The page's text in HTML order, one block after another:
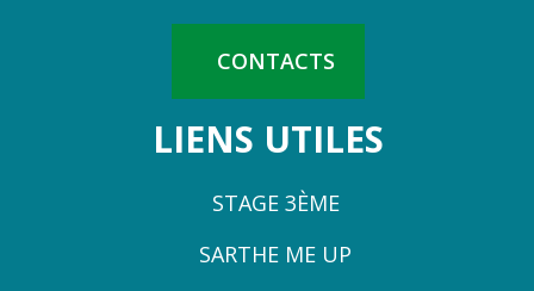
SARTHE
CONTACTS
LIENS UTILES
STAGE 3ÈME
SARTHE ME UP